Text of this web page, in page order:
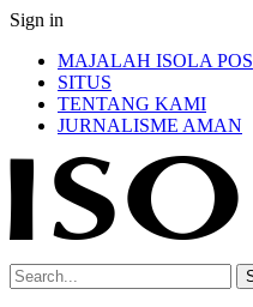
Sign in
MAJALAH ISOLA POS
SITUS
TENTANG KAMI
JURNALISME AMAN